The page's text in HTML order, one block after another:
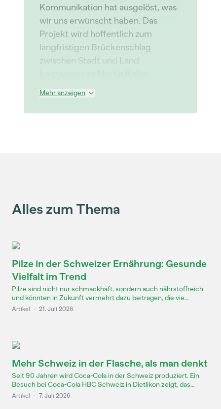
Kommunikation hat ausgelöst, was
wir uns erwünscht haben. Das
Projekt wird hoffentlich zum
langfristigen Brückenschlag
zwischen Stadt und Land
Mehr anzeigen
Alles zum Thema
Pilze in der Schweizer Ernährung: Gesunde
Vielfalt im Trend
Pilze sind nicht nur schmackhaft, sondern auch nährstoffreich
und könnten in Zukunft vermehrt dazu beitragen, die vie...
Artikel · 21. Juli 2026
Mehr Schweiz in der Flasche, als man denkt
Seit 90 Jahren wird Coca-Cola in der Schweiz produziert. Ein
Besuch bei Coca-Cola HBC Schweiz in Dietlikon zeigt, das...
Artikel · 7. Juli 2026